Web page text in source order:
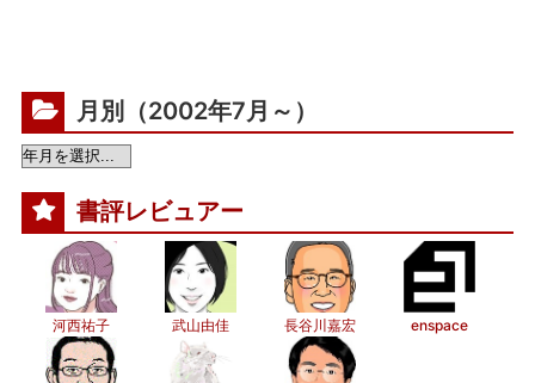
月別（2002年7月～）
書評レビュアー
河西祐子 武山由佳 長谷川嘉宏 enspace